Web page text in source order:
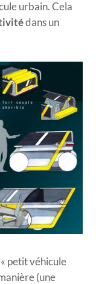
urbain. Cela
dans un
petit véhicule
(une